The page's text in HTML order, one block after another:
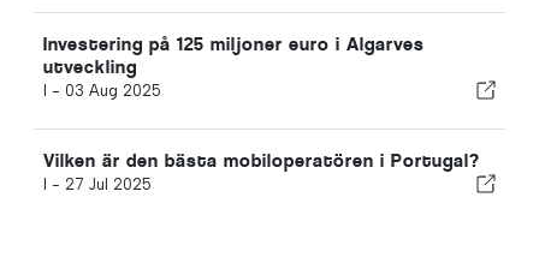
Investering på 125 miljoner euro i Algarves
utveckling
I - 03 Aug 2025
Vilken är den bästa mobiloperatören i Portugal?
I - 27 Jul 2025